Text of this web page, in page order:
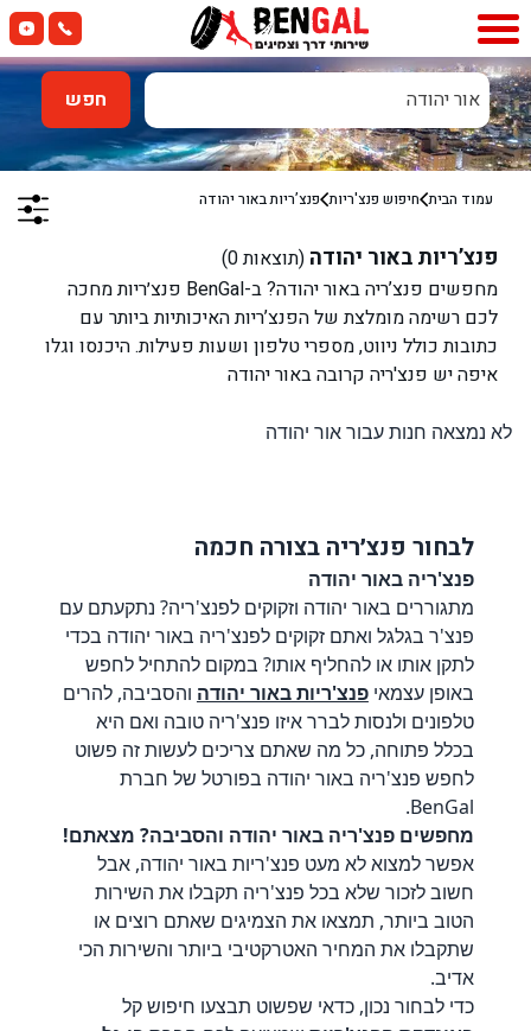
אור יהודה חפש
עמוד הבית חיפוש פנצ'ריות פנצ’ריות באור יהודה
פנצ’ריות באור יהודה (תוצאות0
)
מחפשים פנצ’ריה באור יהודה
? ב-BenGal פנצ׳ריות מחכה
לכם רשימה מומלצת של הפנצ’ריות האיכותיות ביותר עם
כתובות כולל ניווט, מספרי טלפון ושעות פעילות. היכנסו וגלו
איפה יש פנצ'ריה קרובה באור יהודה
לא נמצאה חנות עבור אור יהודה
לבחור פנצ׳ריה בצורה חכמה
פנצ'ריה באור יהודה
מתגוררים באור יהודה וזקוקים לפנצ'ריה? נתקעתם עם
פנצ'ר בגלגל ואתם זקוקים לפנצ'ריה באור יהודה בכדי
לתקן אותו או להחליף אותו? במקום להתחיל לחפש
באופן עצמאיפנצ'ריות באור יהודה והסביבה, להרים
טלפונים ולנסות לברר איזו פנצ'ריה טובה ואם היא
בכלל פתוחה, כל מה שאתם צריכים לעשות זה פשוט
לחפש פנצ'ריה באור יהודה בפורטל של חברת
BenGal.
מחפשים פנצ'ריה באור יהודה והסביבה? מצאתם!
אפשר למצוא לא מעט פנצ'ריות באור יהודה, אבל
חשוב לזכור שלא בכל פנצ'ריה תקבלו את השירות
הטוב ביותר, תמצאו את הצמיגים שאתם רוצים או
שתקבלו את המחיר האטרקטיבי ביותר והשירות הכי
אדיב.
כדי לבחור נכון, כדאי שפשוט תבצעו חיפוש קל